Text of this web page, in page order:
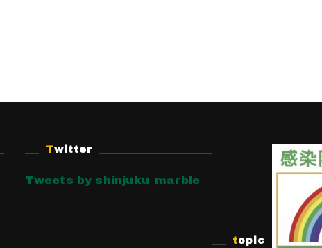
Twitter
Tweets by shinjuku_marble
topic